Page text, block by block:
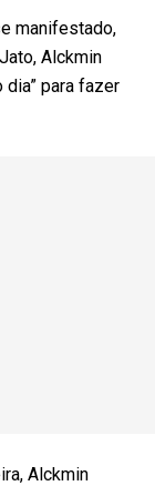
manifestado,
Alckmin
para fazer
Alckmin